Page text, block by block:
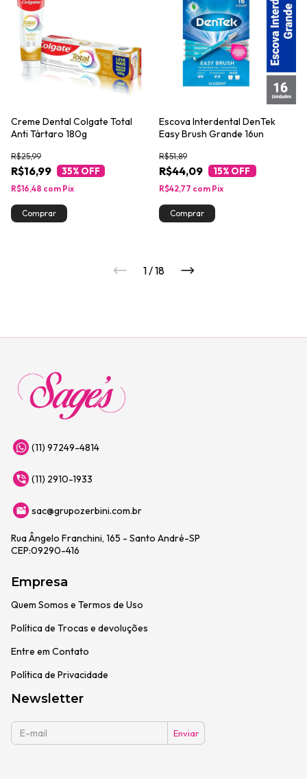
Creme Dental Colgate Total
Anti Tártaro 180g
R$16,99
R$25,99
35% OFF
R$16,48 com Pix
Escova Interdental DenTek
Easy Brush Grande 16un
R$44,09
R$51,89
15% OFF
R$42,77 com Pix
1/18
(11) 97249-4814
(11) 2910-1933
sac@grupozerbini.com.br
Rua Ângelo Franchini, 165 - Santo André-SP
CEP:09290-416
Empresa
Quem Somos e Termos de Uso
Política de Trocas e devoluções
Entre em Contato
Política de Privacidade
Newsletter